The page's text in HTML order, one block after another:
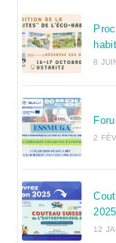
8
2
2025
12